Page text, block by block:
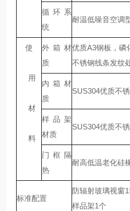
循环系
统
耐温低噪音空调
使
用
材
料
外箱材
质
优质A3钢板，磷
不锈钢线条发纹
内箱材
质
SUS304优质不
样品架
材质
SUS304优质不
门框隔
热
耐高低温老化硅
标准配置
防辐射玻璃视窗
样品架1个